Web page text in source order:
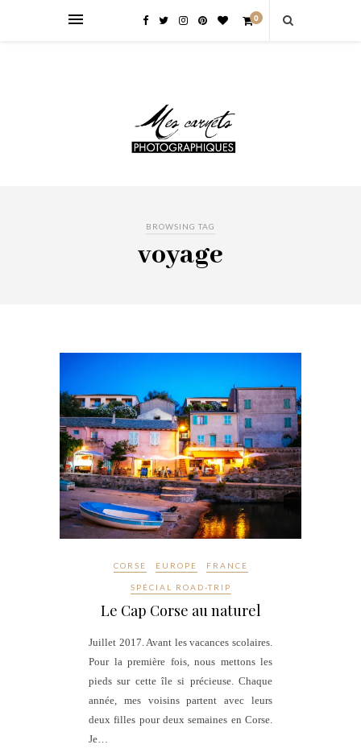
0
BROWSING TAG
voyage
CORSE EUROPE FRANCE
SPÉCIAL ROAD-TRIP
Le Cap Corse au naturel
Juillet 2017. Avant les vacances scolaires.
Pour la première fois, nous mettons les
pieds sur cette île si précieuse. Chaque
année, mes voisins partent avec leurs
deux filles pour deux semaines en Corse.
Je…